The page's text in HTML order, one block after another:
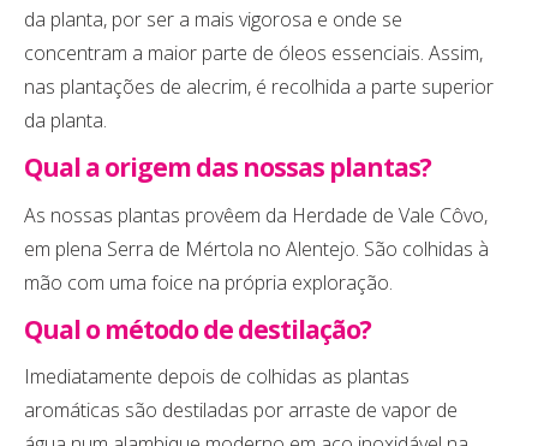
da planta, por ser a mais vigorosa e onde se
concentram a maior parte de óleos essenciais. Assim,
nas plantações de alecrim, é recolhida a parte superior
da planta.
Qual a origem das nossas plantas?
As nossas plantas provêem da Herdade de Vale Côvo,
em plena Serra de Mértola no Alentejo. São colhidas à
mão com uma foice na própria exploração.
Qual o método de destilação?
Imediatamente depois de colhidas as plantas
aromáticas são destiladas por arraste de vapor de